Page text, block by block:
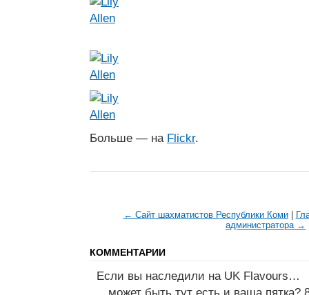
Больше — на Flickr.
← Сайт шахматистов Республики Коми|
администратора →
КОММЕНТАРИИ
Если вы наследили на UK Flavours…